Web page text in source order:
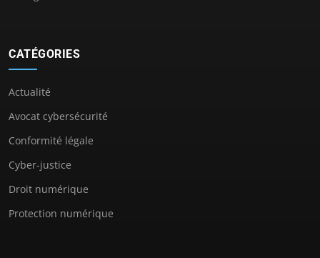
CATÉGORIES
Actualité
Avocat cybersécurité
Conformité légale
Cyber-justice
Droit numérique
Protection numérique